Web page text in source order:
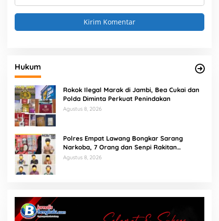
Hukum
Rokok Ilegal Marak di Jambi, Bea Cukai dan
Polda Diminta Perkuat Penindakan
Agustus 8, 2026
Polres Empat Lawang Bongkar Sarang
Narkoba, 7 Orang dan Senpi Rakitan
Diamankan
Agustus 8, 2026